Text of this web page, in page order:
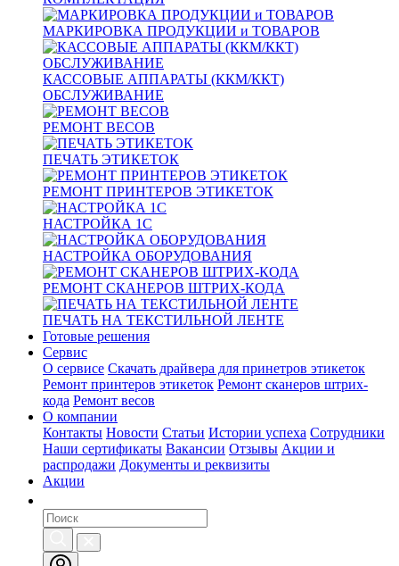
МАРКИРОВКА ПРОДУКЦИИ и ТОВАРОВ
КАССОВЫЕ АППАРАТЫ (ККМ/ККТ)
ОБСЛУЖИВАНИЕ
РЕМОНТ ВЕСОВ
ПЕЧАТЬ ЭТИКЕТОК
РЕМОНТ ПРИНТЕРОВ ЭТИКЕТОК
НАСТРОЙКА 1С
НАСТРОЙКА ОБОРУДОВАНИЯ
РЕМОНТ СКАНЕРОВ ШТРИХ-КОДА
ПЕЧАТЬ НА ТЕКСТИЛЬНОЙ ЛЕНТЕ
Готовые решения
Сервис
О сервисе Скачать драйвера для принетров этикеток
Ремонт принтеров этикеток Ремонт сканеров штрих-
кода Ремонт весов
О компании
Контакты Новости Статьи Истории успеха Сотрудники
Наши сертификаты Вакансии Отзывы Акции и
распродажи Документы и реквизиты
Акции